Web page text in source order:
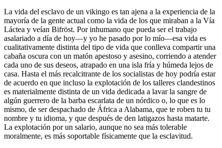
La vida del esclavo de un vikingo es tan ajena a la experiencia de la
mayoría de la gente actual como la vida de los que miraban a la Vía
Láctea y veían Bifröst. Por inhumano que pueda ser el trabajo
asalariado a día de hoy—y yo he pasado por lo mío—esa vida es
cualitativamente distinta del tipo de vida que conlleva compartir una
cabaña oscura con un matón apestoso y asesino, corriendo a atender
cada uno de sus deseos, atrapado en una isla fría y húmeda lejos de
casa. Hasta el más recalcitrante de los socialistas de hoy podría estar
de acuerdo en que incluso la explotación de los talleres clandestinos
es materialmente distinta de un vida dedicada a lavar la sangre de
algún guerrero de la barba escarlata de un nórdico o, lo que es lo
mismo, de ser despachado de África a Alabama, que te roben tu tu
nombre y tu idioma, y que después de den latigazos hasta matarte.
La explotación por un salario, aunque no sea más tolerable
moralmente, es más soportable físicamente que la esclavitud.